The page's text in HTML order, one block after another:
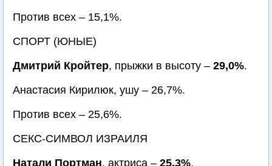
Против всех – 15,1%.
СПОРТ (ЮНЫЕ)
Дмитрий Кройтер, прыжки в высоту – 29,0%.
Анастасия Кирилюк, ушу – 26,7%.
Против всех – 25,6%.
СЕКС-СИМВОЛ ИЗРАИЛЯ
Натали Портман, актриса – 25,3%.